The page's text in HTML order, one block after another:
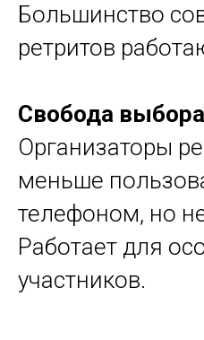
Большинство
ретритов
Свобода выбора
Организаторы
меньше
телефоном, но
Работает для
участников.